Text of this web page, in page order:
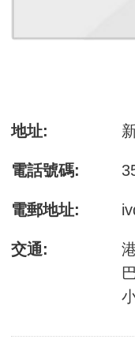
地址:
電話號碼:
電郵地址:
交通: